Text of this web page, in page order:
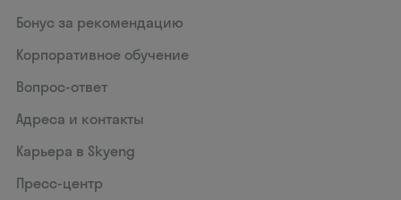
Бонус за рекомендацию
Корпоративное обучение
Вопрос-ответ
Адреса и контакты
Карьера в Skyeng
Пресс-центр